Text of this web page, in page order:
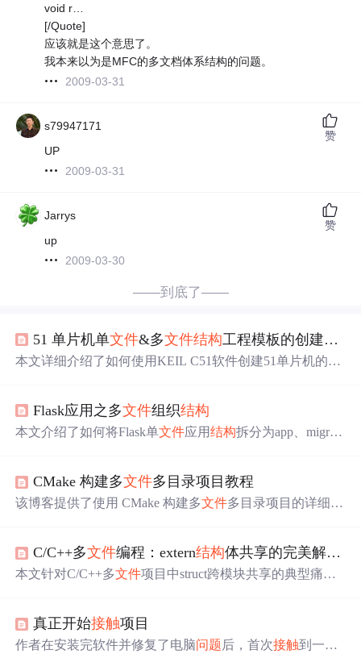
void r…
[/Quote]
应该就是这个意思了。
我本来以为是MFC的多文档体系结构的问题。
2009-03-31
s79947171
UP
2009-03-31
赞
Jarrys
up
2009-03-30
赞
——到底了——
51 单片机单文件&多文件结构工程模板的创建教程
本文详细介绍了如何使用KEIL C51软件创建51单片机的单
能，并为后续编程学习打下坚实基础。
Flask应用之多文件组织结构
本文介绍了如何将Flask单文件应用结构拆分为app、migrati
图和错误处理，提升代码可维护性和扩展性。
CMake 构建多文件多目录项目教程
该博客提供了使用 CMake 构建多文件多目录项目的详细教
者和有经验的开发者，按步骤学习可提升项目构建效率和
质量。
C/C++多文件编程：extern结构体共享的完美解决方案
本文针对C/C++多文件项目中struct跨模块共享的典型痛
h），在单一源文件（如context.c）中进行唯一定义，并通
过include机制确保所有编译单元类型视图一致。方案涵盖e
真正开始接触项目
作者在安装完软件并修复了电脑问题后，首次接触到一个